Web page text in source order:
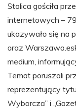
Stolica gościła
internetowych –
ukazywało się na
oraz
medium,
Temat poruszali
reprezentujący
Wyborcza” i